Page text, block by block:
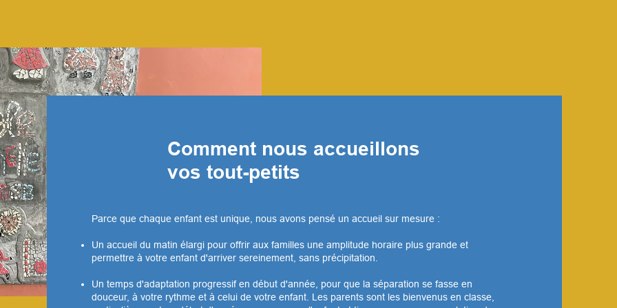
Comment nous accueillons
vos tout-petits
Parce que chaque enfant est unique, nous avons pensé un accueil sur mesure :
Un accueil du matin élargi pour offrir aux familles une amplitude horaire plus grande et
permettre à votre enfant d'arriver sereinement, sans précipitation.
Un temps d'adaptation progressif en début d'année, pour que la séparation se fasse en
douceur, à votre rythme et à celui de votre enfant. Les parents sont les bienvenus en classe,